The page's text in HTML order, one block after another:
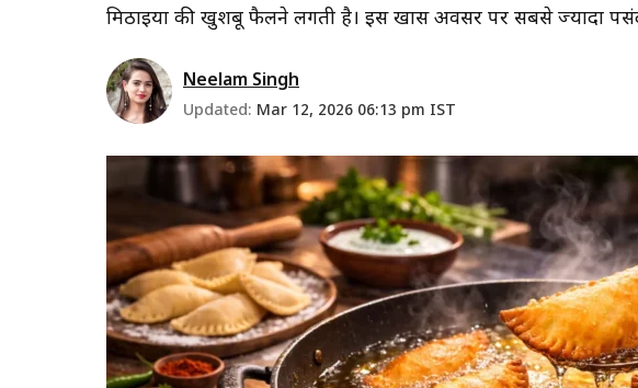
मिठाइयों की खुशबू फैलने लगती है। इस खास अवसर पर सबसे ज्यादा पसंद
Neelam Singh
Updated: Mar 12, 2026 06:13 pm IST